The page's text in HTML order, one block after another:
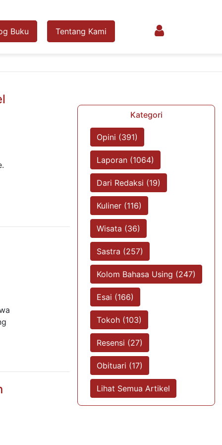
Buku Tentang Kami
Kategori
Opini (391)
Laporan (1064)
Dari Redaksi (19)
Kuliner (116)
Wisata (36)
Sastra (257)
Kolom Bahasa Using (247)
Esai (166)
Tokoh (103)
Resensi (27)
Obituari (17)
Lihat Semua Artikel